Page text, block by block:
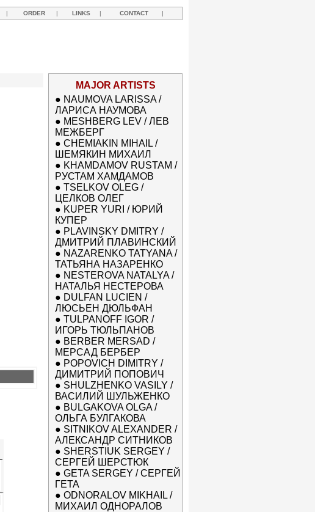
| ORDER | LINKS | CONTACT |
MAJOR ARTISTS
● NAUMOVA LARISSA /
ЛАРИСА НАУМОВА
● MESHBERG LEV / ЛЕВ
МЕЖБЕРГ
● CHEMIAKIN MIHAIL /
ШЕМЯКИН МИХАИЛ
● KHAMDAMOV RUSTAM /
РУСТАМ ХАМДАМОВ
● TSELKOV OLEG /
ЦЕЛКОВ ОЛЕГ
● KUPER YURI / ЮРИЙ
КУПЕР
● PLAVINSKY DMITRY /
ДМИТРИЙ ПЛАВИНСКИЙ
● NAZARENKO TATYANA /
ТАТЬЯНА НАЗАРЕНКО
● NESTEROVA NATALYA /
НАТАЛЬЯ НЕСТЕРОВА
● DULFAN LUCIEN /
ЛЮСЬЕН ДЮЛЬФАН
● TULPANOFF IGOR /
ИГОРЬ ТЮЛЬПАНОВ
● BERBER MERSAD /
МЕРСАД БЕРБЕР
● POPOVICH DIMITRY /
ДИМИТРИЙ ПОПОВИЧ
● SHULZHENKO VASILY /
ВАСИЛИЙ ШУЛЬЖЕНКО
● BULGAKOVA OLGA /
ОЛЬГА БУЛГАКОВА
● SITNIKOV ALEXANDER /
АЛЕКСАНДР СИТНИКОВ
● SHERSTIUK SERGEY /
СЕРГЕЙ ШЕРСТЮК
● GETA SERGEY / СЕРГЕЙ
ГЕТА
● ODNORALOV MIKHAIL /
МИХАИЛ ОДНОРАЛОВ